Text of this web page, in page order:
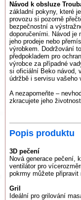
Návod k obsluze
základní pokyny, které
provozu si pozorně
bezpečnostní a
doporučeními. Návod je
jeho prodeje nebo
výrobkem. Dodržování
předpokladem pro
výrobce za případné
si oficiální Beko návod,
údržbě i servisu vašeho
A nezapomeňte –
zkracujete jeho
Popis produktu
3D pečení
Nová generace pečení,
ventilátor pro
pokrmy můžete
Gril
Ideální pro grilování